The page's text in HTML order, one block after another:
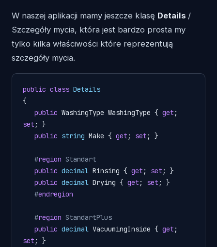
W naszej aplikacji mamy jeszcze klasę Details /
Szczegóły mycia, która jest bardzo prosta my
tylko kilka właściwości które reprezentują
szczegóły mycia.
public class Details
{
public WashingType WashingType { get
set ; }
public string Make { get ; set ; }
#region Standart
public decimal Rinsing { get ; set ; }
public decimal Drying { get ; set ; }
#endregion
#region StandartPlus
public decimal VacuumingInside { get
set ; }